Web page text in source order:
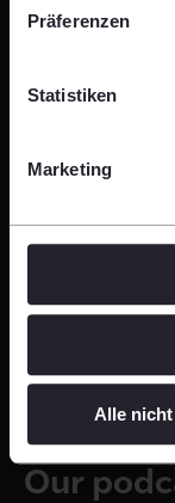
Präferenzen
Statistiken
Marketing
Alle
Our Podcast is
Our